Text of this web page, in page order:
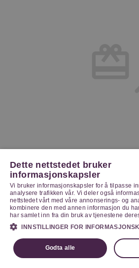
Dette nettstedet bruker
informasjonskapsler
Vi bruker informasjonskapsler for å tilpasse
analysere trafikken vår. Vi deler også
nettstedet vårt med våre annonserings- og
kombinere den med annen informasjon du
har samlet inn fra din bruk av tjenestene
INNSTILLINGER FOR
Godta alle